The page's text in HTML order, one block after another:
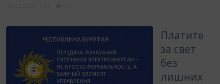
Платите
за свет
без
лишних